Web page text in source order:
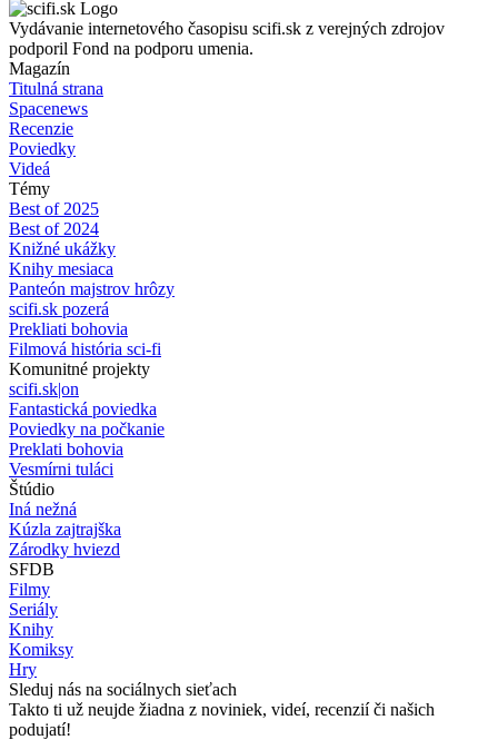
Vydávanie internetového časopisu scifi.sk z verejných zdrojov
podporil Fond na podporu umenia.
Magazín
Titulná strana
Spacenews
Recenzie
Poviedky
Videá
Témy
Best of 2025
Best of 2024
Knižné ukážky
Knihy mesiaca
Panteón majstrov hrôzy
scifi.sk pozerá
Prekliati bohovia
Filmová história sci-fi
Komunitné projekty
scifi.sk|on
Fantastická poviedka
Poviedky na počkanie
Preklati bohovia
Vesmírni tuláci
Štúdio
Iná nežná
Kúzla zajtrajška
Zárodky hviezd
SFDB
Filmy
Seriály
Knihy
Komiksy
Hry
Sleduj nás na sociálnych sieťach
Takto ti už neujde žiadna z noviniek, videí, recenzií či našich
podujatí!